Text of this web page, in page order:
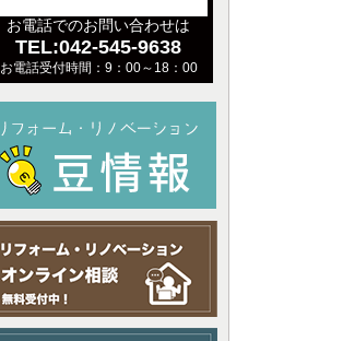
お電話でのお問い合わせは
TEL:042-545-9638
お電話受付時間：9：00～18：00